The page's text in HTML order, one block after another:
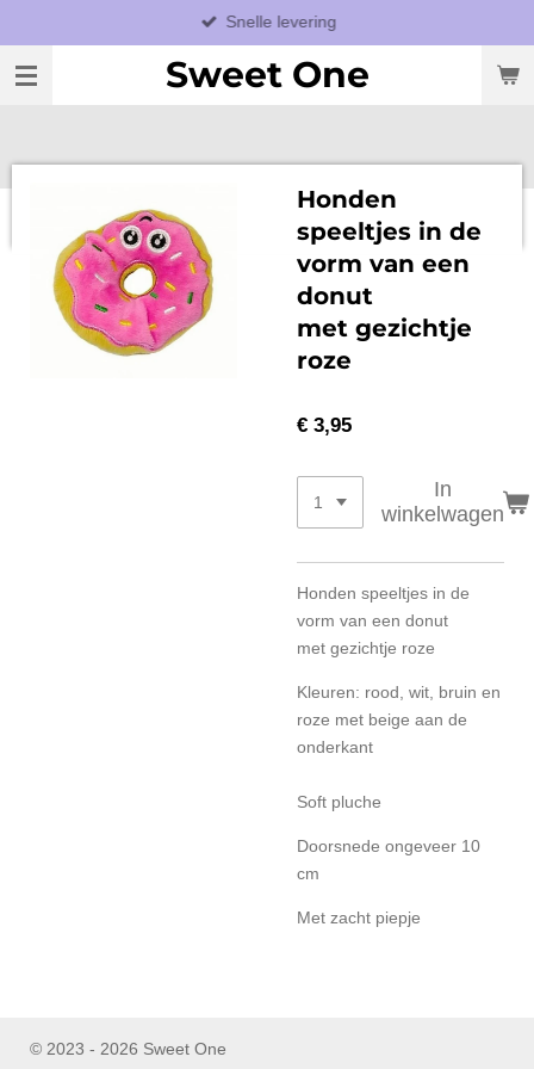
direct
naar
Sweet One
Snelle levering
Honden
speeltjes in de
vorm van een
donut
met gezichtje
roze
€ 3,95
In
winkelwagen
Honden speeltjes in de
vorm van een donut
met gezichtje roze
Kleuren: rood, wit, bruin en
roze met beige aan de
onderkant
Soft pluche
Doorsnede ongeveer 10
cm
Met zacht piepje
© 2023 - 2026 Sweet One